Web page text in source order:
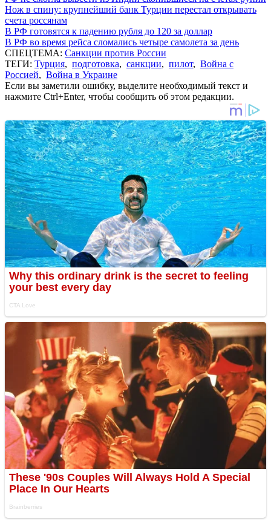
Нож в спину: крупнейший банк Турции перестал открывать
счета россянам
В РФ готовятся к падению рубля до 120 за доллар
В РФ во время рейса сломались четыре самолета за день
СПЕЦТЕМА: Санкции против России
ТЕГИ: Турция, подготовка, санкции, пилот, Война с
Россией, Война в Украине
Если вы заметили ошибку, выделите необходимый текст и
нажмите Ctrl+Enter, чтобы сообщить об этом редакции.